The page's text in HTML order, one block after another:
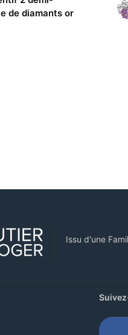
de diamants or
Issu d'une